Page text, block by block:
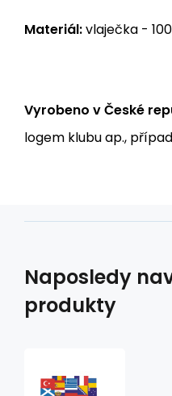
Materiál:vlaječka -
Vyrobeno v České
logem klubu ap.,
Naposledy
produkty